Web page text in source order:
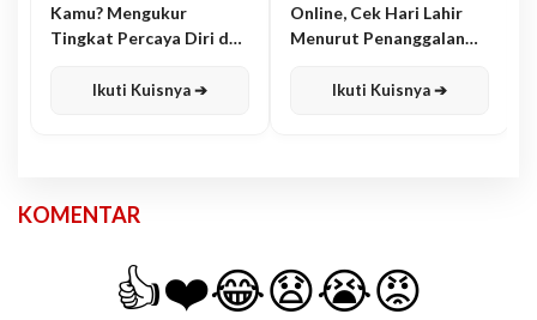
Kamu? Mengukur
Tingkat Percaya Diri dan
Ikuti Kuisnya ➔
Online, Cek Hari Lahir
Menurut Penanggalan
Ikuti Kuisnya ➔
KOMENTAR
👍❤️😂😧😭😡